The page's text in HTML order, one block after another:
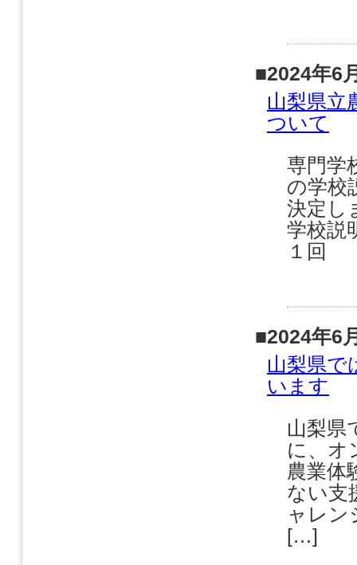
■2024年6
山梨県立
ついて
専門学
の学校
決定し
学校説
１回
■2024年6
山梨県で
います
山梨県
に、オ
農業体
ない支
ャレン
[…]